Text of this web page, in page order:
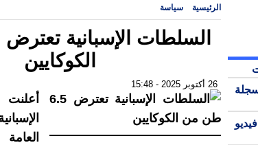
الرئيسية سياسة
الكوكايين
26 أكتوبر 2025 - 15:48